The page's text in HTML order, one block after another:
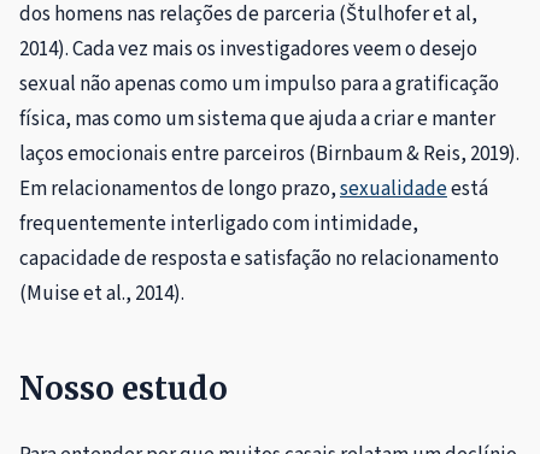
dos homens nas relações de parceria (Štulhofer et al,
2014). Cada vez mais os investigadores veem o desejo
sexual não apenas como um impulso para a gratificação
física, mas como um sistema que ajuda a criar e manter
laços emocionais entre parceiros (Birnbaum & Reis, 2019).
Em relacionamentos de longo prazo,sexualidadeestá
frequentemente interligado com intimidade,
capacidade de resposta e satisfação no relacionamento
(Muise et al., 2014).
Nosso estudo